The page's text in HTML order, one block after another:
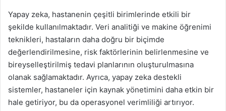
Yapay zeka, hastanenin çeşitli birimlerinde etkili bir
şekilde kullanılmaktadır. Veri analitiği ve makine öğrenimi
teknikleri, hastaların daha doğru bir biçimde
değerlendirilmesine, risk faktörlerinin belirlenmesine ve
bireyselleştirilmiş tedavi planlarının oluşturulmasına
olanak sağlamaktadır. Ayrıca, yapay zeka destekli
sistemler, hastaneler için kaynak yönetimini daha etkin bir
hale getiriyor, bu da operasyonel verimliliği artırıyor.